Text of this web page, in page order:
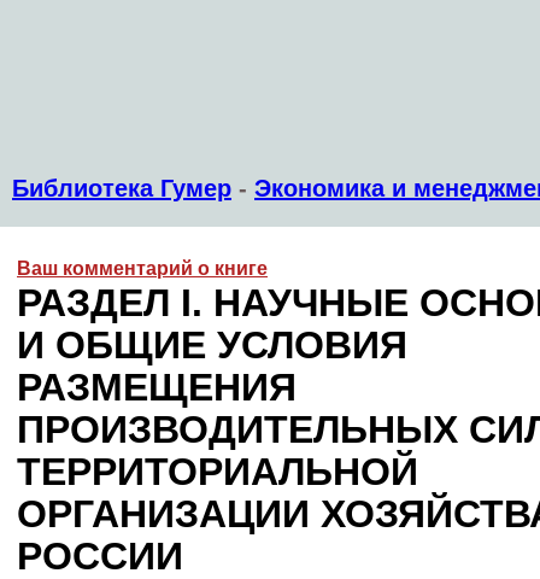
Библиотека Гумер - Экономика и
Ваш комментарий о книге
РАЗДЕЛ I. НАУЧНЫЕ
И ОБЩИЕ УСЛОВИЯ
РАЗМЕЩЕНИЯ
ПРОИЗВОДИТЕЛЬНЫХ
ТЕРРИТОРИАЛЬНОЙ
ОРГАНИЗАЦИИ
РОССИИ